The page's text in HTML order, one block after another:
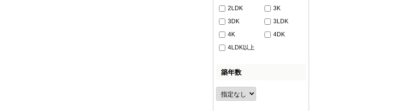
2LDK
3K
3DK
3LDK
4K
4DK
4LDK以上
築年数